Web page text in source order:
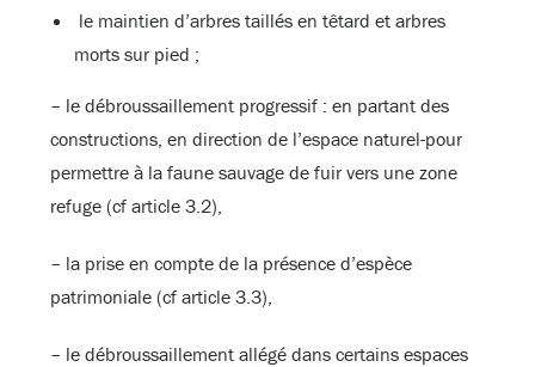
le maintien d’arbres taillés en têtard et arbres
morts sur pied ;
– le débroussaillement progressif : en partant des
constructions, en direction de l’espace naturel-pour
permettre à la faune sauvage de fuir vers une zone
refuge (cf article 3.2),
– la prise en compte de la présence d’espèce
patrimoniale (cf article 3.3),
– le débroussaillement allégé dans certains espaces